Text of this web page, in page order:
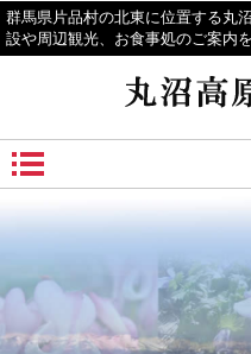
群馬県片品村の北東に位置する丸
設や周辺観光、お食事処のご案内